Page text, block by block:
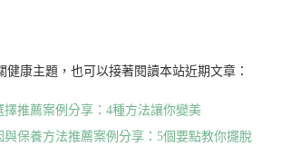
健康主題，也可以接著閱讀本站近期文章：
擇推薦案例分享：4種方法讓你變美
與保養方法推薦案例分享：5個要點教你擺脫